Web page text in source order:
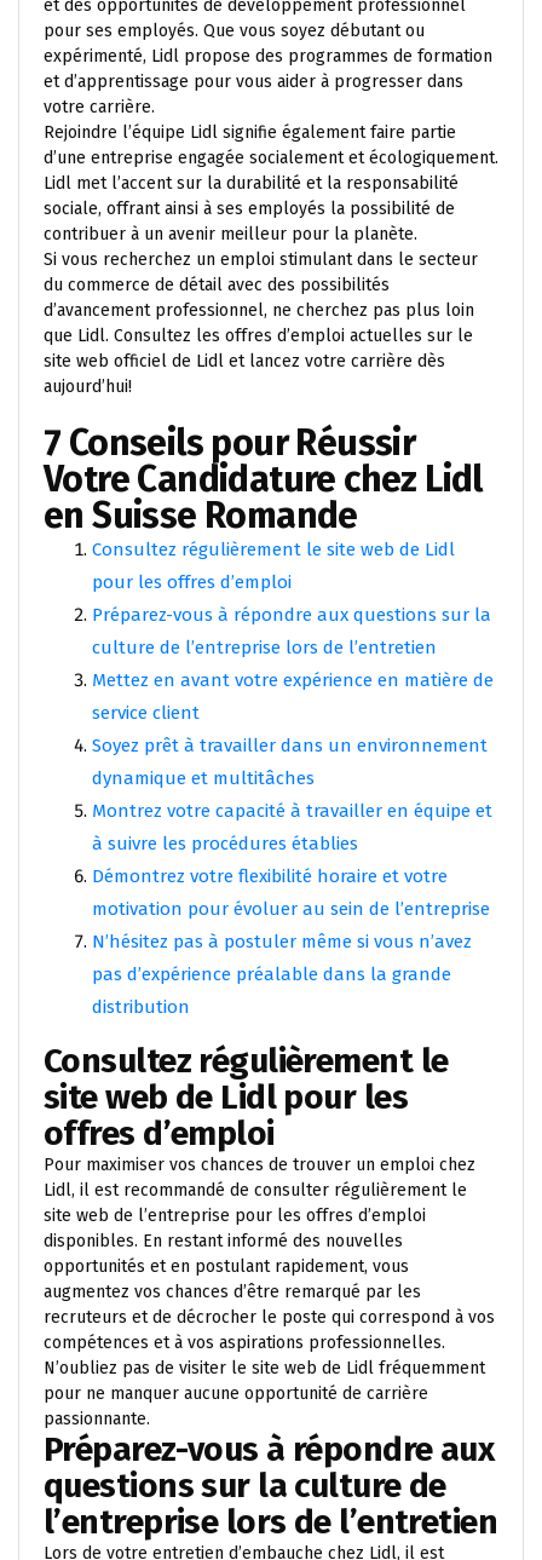
et des opportunités de développement professionnel
pour ses employés. Que vous soyez débutant ou
expérimenté, Lidl propose des programmes de formation
et d’apprentissage pour vous aider à progresser dans
votre carrière.
Rejoindre l’équipe Lidl signifie également faire partie
d’une entreprise engagée socialement et écologiquement.
Lidl met l’accent sur la durabilité et la responsabilité
sociale, offrant ainsi à ses employés la possibilité de
contribuer à un avenir meilleur pour la planète.
Si vous recherchez un emploi stimulant dans le secteur
du commerce de détail avec des possibilités
d’avancement professionnel, ne cherchez pas plus loin
que Lidl. Consultez les offres d’emploi actuelles sur le
site web officiel de Lidl et lancez votre carrière dès
aujourd’hui!
7 Conseils pour Réussir
Votre Candidature chez Lidl
en Suisse Romande
Consultez régulièrement le site web de Lidl
pour les offres d’emploi
Préparez-vous à répondre aux questions sur la
culture de l’entreprise lors de l’entretien
Mettez en avant votre expérience en matière de
service client
Soyez prêt à travailler dans un environnement
dynamique et multitâches
Montrez votre capacité à travailler en équipe et
à suivre les procédures établies
Démontrez votre flexibilité horaire et votre
motivation pour évoluer au sein de l’entreprise
N’hésitez pas à postuler même si vous n’avez
pas d’expérience préalable dans la grande
distribution
Consultez régulièrement le
site web de Lidl pour les
offres d’emploi
Pour maximiser vos chances de trouver un emploi chez
Lidl, il est recommandé de consulter régulièrement le
site web de l’entreprise pour les offres d’emploi
disponibles. En restant informé des nouvelles
opportunités et en postulant rapidement, vous
augmentez vos chances d’être remarqué par les
recruteurs et de décrocher le poste qui correspond à vos
compétences et à vos aspirations professionnelles.
N’oubliez pas de visiter le site web de Lidl fréquemment
pour ne manquer aucune opportunité de carrière
passionnante.
Préparez-vous à répondre aux
questions sur la culture de
l’entreprise lors de l’entretien
Lors de votre entretien d’embauche chez Lidl, il est